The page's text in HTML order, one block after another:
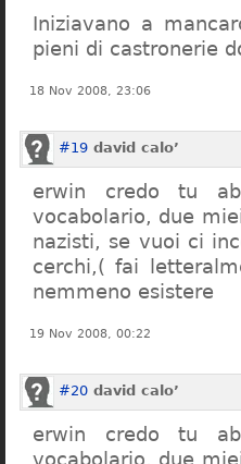
Iniziavano a
pieni di castronerie
18 Nov 2008, 23:06
#19 david calo’
erwin credo tu
vocabolario, due
nazisti, se vuoi ci
cerchi,( fai
nemmeno esistere
19 Nov 2008, 00:22
#20 david calo’
erwin credo tu
vocabolario, due